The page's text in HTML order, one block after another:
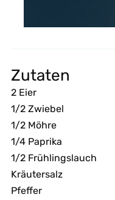
Zutaten
2 Eier
1/2 Zwiebel
1/2 Möhre
1/4 Paprika
1/2 Frühlingslauch
Kräutersalz
Pfeffer